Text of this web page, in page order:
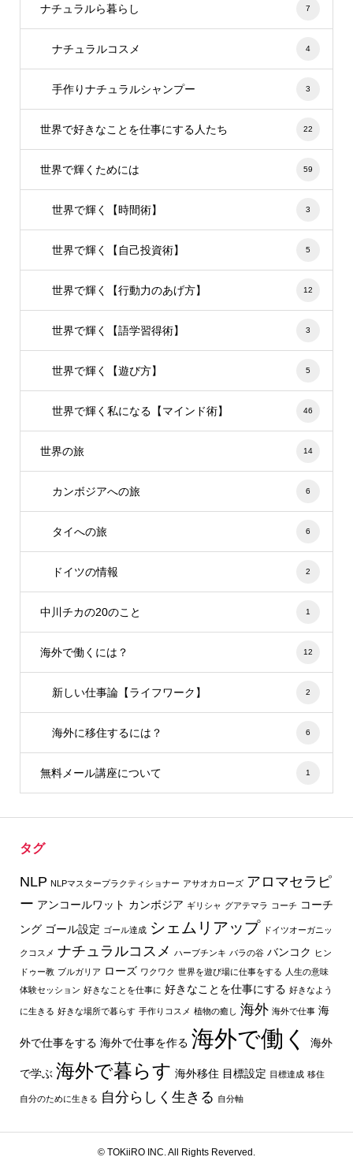
ナチュラルら暮らし 7
ナチュラルコスメ 4
手作りナチュラルシャンプー 3
世界で好きなことを仕事にする人たち 22
世界で輝くためには 59
世界で輝く【時間術】 3
世界で輝く【自己投資術】 5
世界で輝く【行動力のあげ方】 12
世界で輝く【語学習得術】 3
世界で輝く【遊び方】 5
世界で輝く私になる【マインド術】 46
世界の旅 14
カンボジアへの旅 6
タイへの旅 6
ドイツの情報 2
中川チカの20のこと 1
海外で働くには？ 12
新しい仕事論【ライフワーク】 2
海外に移住するには？ 6
無料メール講座について 1
タグ
NLP NLPマスタープラクティショナー アサオカローズ アロマセラピ
ー アンコールワット カンボジア ギリシャ グアテマラ コーチ コーチ
ング ゴール設定 ゴール達成 シェムリアップ ドイツオーガニッ
クコスメ ナチュラルコスメ ハーブチンキ バラの谷 バンコク
ヒン
ドゥー教 ブルガリア ローズ ワクワク 世界を遊び場に仕事をする
人生の意味
体験セッション 好きなことを仕事に 好きなことを仕事にする 好きなよう
に生きる 好きな場所で暮らす 手作りコスメ 植物の癒し 海外 海外で仕事 海
外で仕事をする 海外で仕事を作る 海外で働く 海外
で学ぶ 海外で暮らす 海外移住 目標設定 目標達成 移住
自分のために生きる 自分らしく生きる 自分軸
© TOKiiRO INC. All Rights Reverved.